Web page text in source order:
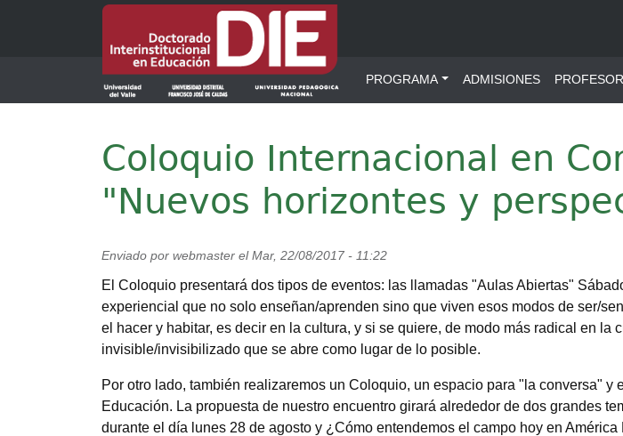
Pasar al contenido principal
Menú principal
PROGRAMA ADMISIONES
Coloquio Internacional en
"Nuevos horizontes y
Enviado por webmaster el Mar, 22/08/2017 - 11:22
El Coloquio presentará dos tipos de eventos: las llamadas "Aulas Abiertas"
experiencial que no solo enseñan/aprenden sino que viven esos modos de ser/
el hacer y habitar, es decir en la cultura, y si se quiere, de modo más radical en
invisible/invisibilizado que se abre como lugar de lo posible.
Por otro lado, también realizaremos un Coloquio, un espacio para "la conversa"
Educación. La propuesta de nuestro encuentro girará alrededor de dos grandes
durante el día lunes 28 de agosto y ¿Cómo entendemos el campo hoy en